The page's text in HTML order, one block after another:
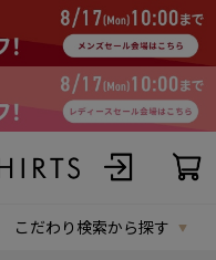
こだわり検索から探す